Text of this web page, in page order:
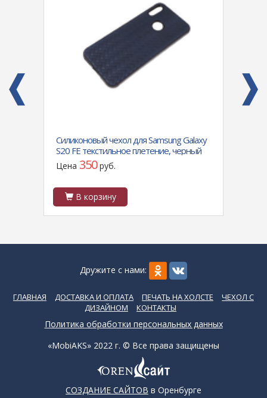
Силиконовый чехол для Samsung Galaxy
S20 FE текстильное плетение, черный
борт, темно-синий
Цена 350руб.
В корзину
Дружите с нами:
ГЛАВНАЯ ДОСТАВКА И ОПЛАТА ПЕЧАТЬ НА ХОЛСТЕ
ЧЕХОЛ С
ДИЗАЙНОМ
КОНТАКТЫ
Политика обработки персональных данных
«MobiAKS» 2022 г. © Все права защищены
СОЗДАНИЕ САЙТОВ в Оренбурге